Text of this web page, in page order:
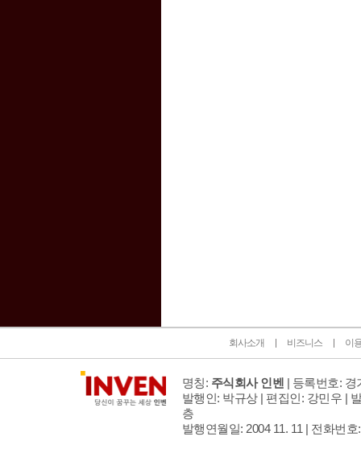
회사소개 비즈니스 이
명칭: 주식회사 인벤 | 등록번호: 경
발행인: 박규상 | 편집인: 강민우 |
층
발행연월일: 2004 11. 11 | 전화번호